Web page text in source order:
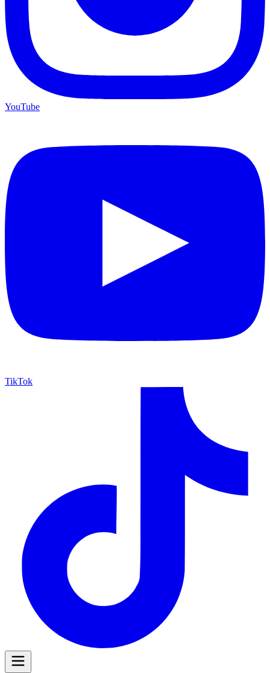
YouTube
TikTok